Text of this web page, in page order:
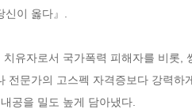
이 옳다』.
유자로서 국가폭력 피해자를 비롯,
전문가의 고스펙 자격증보다 강력
공을 밀도 높게 담아냈다.